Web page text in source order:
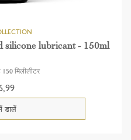
lubricant - 150ml
मिलीलीटर